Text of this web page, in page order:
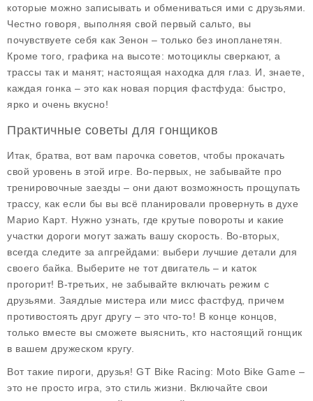
которые можно записывать и обмениваться ими с друзьями.
Честно говоря, выполняя свой первый сальто, вы
почувствуете себя как Зенон – только без инопланетян.
Кроме того, графика на высоте: мотоциклы сверкают, а
трассы так и манят; настоящая находка для глаз. И, знаете,
каждая гонка – это как новая порция фастфуда: быстро,
ярко и очень вкусно!
Практичные советы для гонщиков
Итак, братва, вот вам парочка советов, чтобы прокачать
свой уровень в этой игре. Во-первых, не забывайте про
тренировочные заезды – они дают возможность прощупать
трассу, как если бы вы всё планировали провернуть в духе
Марио Карт. Нужно узнать, где крутые повороты и какие
участки дороги могут зажать вашу скорость. Во-вторых,
всегда следите за апгрейдами: выбери лучшие детали для
своего байка. Выберите не тот двигатель – и каток
прогорит! В-третьих, не забывайте включать режим с
друзьями. Заядлые мистера или мисс фастфуд, причем
противостоять друг другу – это что-то! В конце концов,
только вместе вы сможете выяснить, кто настоящий гонщик
в вашем дружеском кругу.
Вот такие пироги, друзья! GT Bike Racing: Moto Bike Game –
это не просто игра, это стиль жизни. Включайте свои